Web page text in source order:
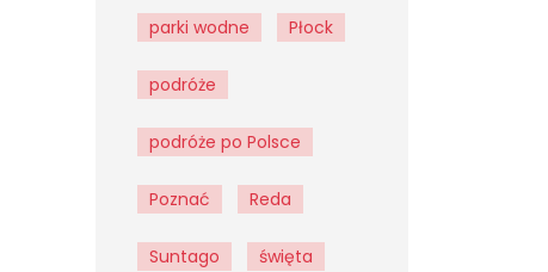
parki wodne Płock
podróże
podróże po Polsce
Poznać Reda
Suntago święta